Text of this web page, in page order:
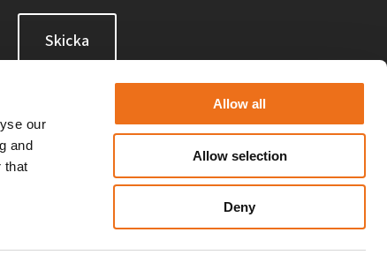
our
and
that
Allow all
Allow selection
Deny
Skicka